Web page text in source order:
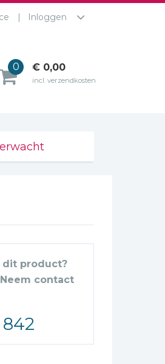
Inloggen
0 € 0,00
incl. verzendkosten
dit product?
contact
842